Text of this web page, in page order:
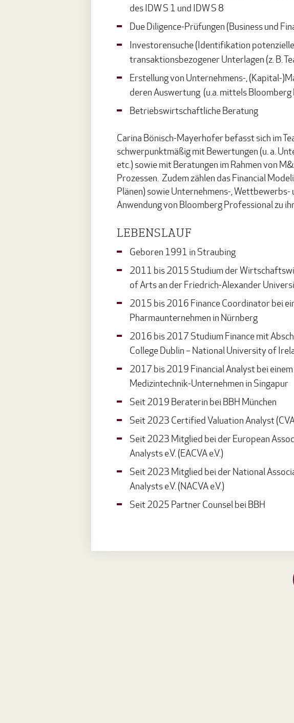
des IDW S 1 und IDW S 8
Due Diligence-Prüfungen (Business und
Investorensuche (Identifikation
transaktionsbezogener Unterlagen (z. B.
Erstellung von Unternehmens-, (Kapital-
deren Auswertung (u.a. mittels
Betriebswirtschaftliche Beratung
Carina Bönisch-Mayerhofer befasst sich im
schwerpunktmäßig mit Bewertungen (u. a.
etc.) sowie mit Beratungen im Rahmen von
Prozessen. Zudem zählen das Financial
Plänen) sowie Unternehmens-,
Anwendung von Bloomberg Professional zu
LEBENSLAUF
Geboren 1991 in Straubing
2011 bis 2015 Studium der
of Arts an der Friedrich-Alexander
2015 bis 2016 Finance Coordinator bei
Pharmaunternehmen in Nürnberg
2016 bis 2017 Studium Finance mit
College Dublin – National University of
2017 bis 2019 Financial Analyst bei
Medizintechnik-Unternehmen in Singapur
Seit 2019 Beraterin bei BBH München
Seit 2023 Certified Valuation Analyst
Seit 2023 Mitglied bei der European
Analysts e.V. (EACVA e.V.)
Seit 2023 Mitglied bei der National
Analysts e.V. (NACVA e.V.)
Seit 2025 Partner Counsel bei BBH